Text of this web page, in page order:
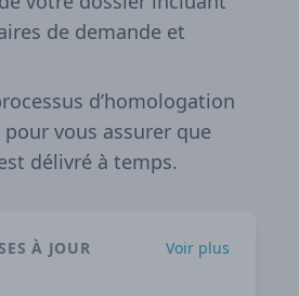
de demande et
d’homologation
vous assurer que
délivré à temps.
À JOUR Voir plus